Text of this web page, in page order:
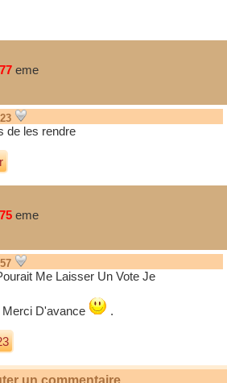
eme
de les rendre
eme
Me Laisser Un Vote Je
Merci D'avance .
un commentaire